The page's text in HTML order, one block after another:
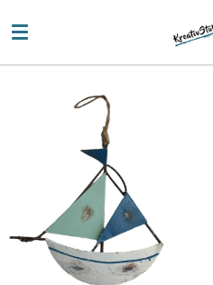
Hauptinhalt